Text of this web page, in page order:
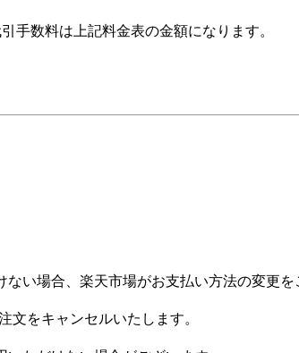
手数料は上記料金表の金額になります。
い場合、楽天市場がお支払い方法の変更
文をキャンセルいたします。